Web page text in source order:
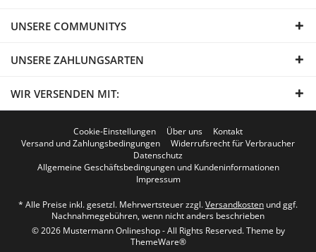
UNSERE COMMUNITYS
UNSERE ZAHLUNGSARTEN
WIR VERSENDEN MIT:
Cookie-Einstellungen Über uns
Kontakt
Versand und Zahlungsbedingungen
Widerrufsrecht für Verbraucher
Datenschutz
Allgemeine Geschäftsbedingungen und Kundeninformationen
Impressum
* Alle Preise inkl. gesetzl. Mehrwertsteuer zzgl.Versandkosten und ggf.
Nachnahmegebühren, wenn nicht anders beschrieben
© 2026 Mustermann Onlineshop - All Rights Reserved. Theme by
ThemeWare®